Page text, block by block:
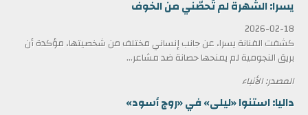
يسرا: الشهرة لم تُحصّني من الخوف
2026-02-18
كشفت الفنانة يسرا، عن جانب إنساني مختلف من شخصيتها، مؤكدة أن
بريق النجومية لم يمنحها حصانة ضد مشاعر...
المصدر: الأنباء
داليا: استنوا «ليلى» في «روج أسود»